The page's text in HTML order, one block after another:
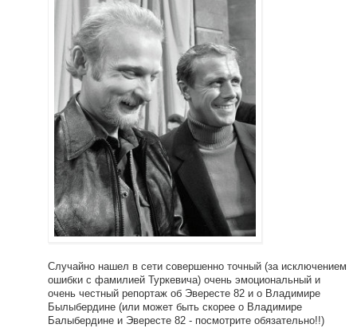
Случайно нашел в сети совершенно точный (за исключением
ошибки с фамилией Туркевича) очень эмоциональный и
очень честный репортаж об Эвересте 82 и о Владимире
Былыбердине (или может быть скорее о Владимире
Балыбердине и Эвересте 82 - посмотрите обязательно!!)